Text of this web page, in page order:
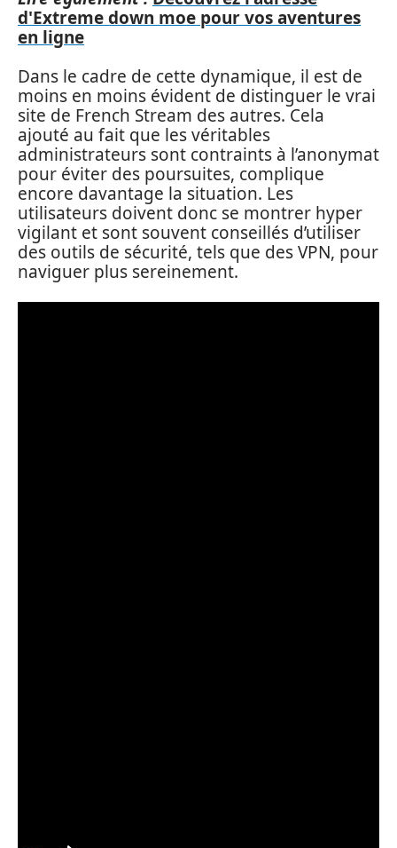
d'Extreme down moe pour vos aventures
en ligne
Dans le cadre de cette dynamique, il est de
moins en moins évident de distinguer le vrai
site de French Stream des autres. Cela
ajouté au fait que les véritables
administrateurs sont contraints à l’anonymat
pour éviter des poursuites, complique
encore davantage la situation. Les
utilisateurs doivent donc se montrer hyper
vigilant et sont souvent conseillés d’utiliser
des outils de sécurité, tels que des VPN, pour
naviguer plus sereinement.